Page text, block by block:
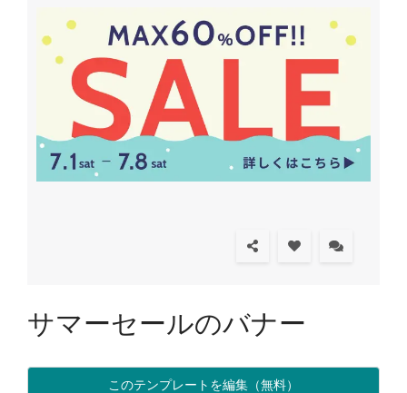
サマーセールのバナー
このテンプレートを編集（無料）